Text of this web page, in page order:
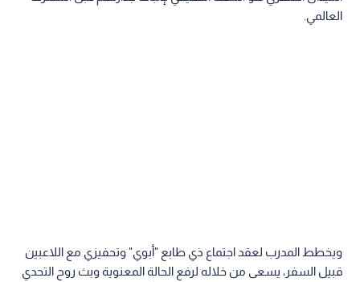
العالمي.
ويخطط المدرب لعقد اجتماع ذي طابع "أبوي" وتحفيزي مع اللاعبين
قبيل السفر، يسعى من خلاله لرفع الحالة المعنوية وبث روح التحدي